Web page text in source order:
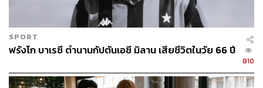
SPORT
ฟรังโก บาเรซี ตำนานกัปตันเอซี มิลาน เสียชีวิตในวัย 66 ปี
810